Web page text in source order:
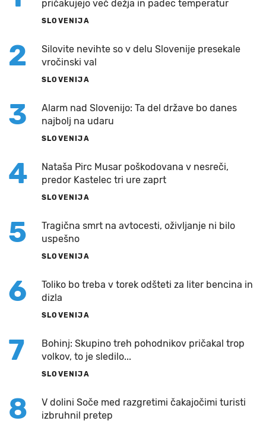
pričakujejo več dežja in padec temperatur
SLOVENIJA
2
Silovite nevihte so v delu Slovenije presekale
vročinski val
SLOVENIJA
3
Alarm nad Slovenijo: Ta del države bo danes
najbolj na udaru
SLOVENIJA
4
Nataša Pirc Musar poškodovana v nesreči,
predor Kastelec tri ure zaprt
SLOVENIJA
5
Tragična smrt na avtocesti, oživljanje ni bilo
uspešno
SLOVENIJA
6
Toliko bo treba v torek odšteti za liter bencina in
dizla
SLOVENIJA
7
Bohinj: Skupino treh pohodnikov pričakal trop
volkov, to je sledilo...
SLOVENIJA
8
V dolini Soče med razgretimi čakajočimi turisti
izbruhnil pretep